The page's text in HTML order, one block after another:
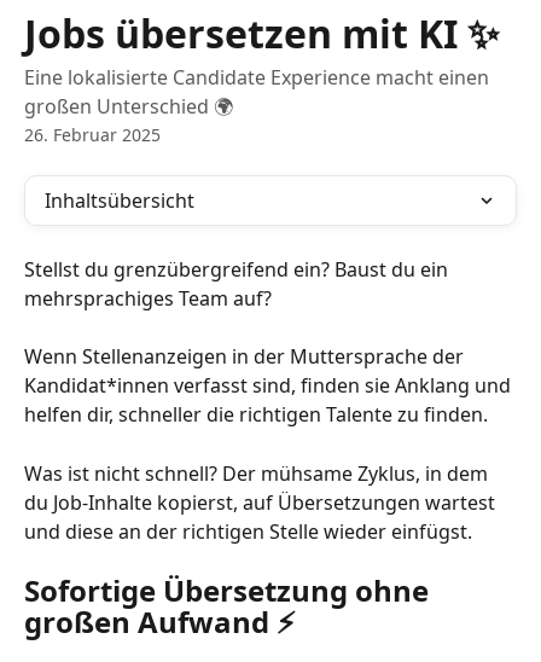
Zum Hauptinhalt springen
Jobs übersetzen mit KI ✨
Eine lokalisierte Candidate Experience macht einen
großen Unterschied 🌍
26. Februar 2025
Inhaltsübersicht
Stellst du grenzübergreifend ein? Baust du ein
mehrsprachiges Team auf?
Wenn Stellenanzeigen in der Muttersprache der
Kandidat*innen verfasst sind, finden sie Anklang und
helfen dir, schneller die richtigen Talente zu finden.
Was ist nicht schnell? Der mühsame Zyklus, in dem
du Job-Inhalte kopierst, auf Übersetzungen wartest
und diese an der richtigen Stelle wieder einfügst.
Sofortige Übersetzung ohne
großen Aufwand ⚡